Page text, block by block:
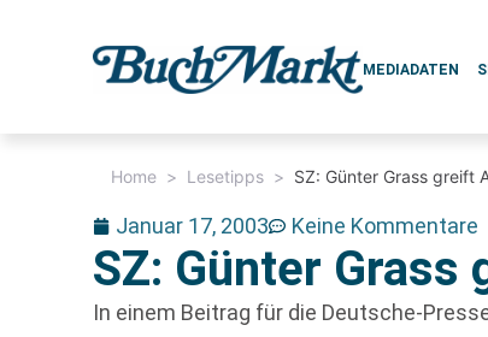
MEDIADATEN
Home > Lesetipps > SZ: Günter Grass greift
Januar 17, 2003 Keine Kommentare
SZ: Günter
In einem Beitrag für die Deutsche-